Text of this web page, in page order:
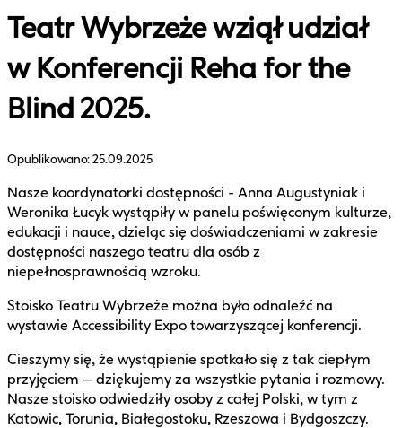
Teatr Wybrzeże wziął udział
w Konferencji Reha for the
Blind 2025.
Opublikowano:25.09.2025
Nasze koordynatorki dostępności - Anna Augustyniak i
Weronika Łucyk wystąpiły w panelu poświęconym kulturze,
edukacji i nauce, dzieląc się doświadczeniami w zakresie
dostępności naszego teatru dla osób z
niepełnosprawnością wzroku.
Stoisko Teatru Wybrzeże można było odnaleźć na
wystawie Accessibility Expo towarzyszącej konferencji.
Cieszymy się, że wystąpienie spotkało się z tak ciepłym
przyjęciem – dziękujemy za wszystkie pytania i rozmowy.
Nasze stoisko odwiedziły osoby z całej Polski, w tym z
Katowic, Torunia, Białegostoku, Rzeszowa i Bydgoszczy.